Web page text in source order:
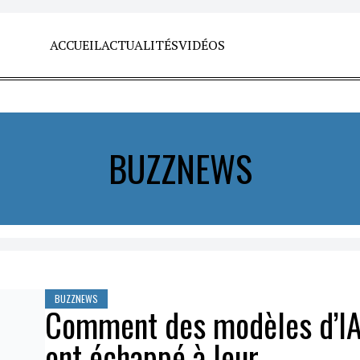
ACCUEILACTUALITÉSVIDÉOS
BUZZNEWS
BUZZNEWS
Comment des modèles